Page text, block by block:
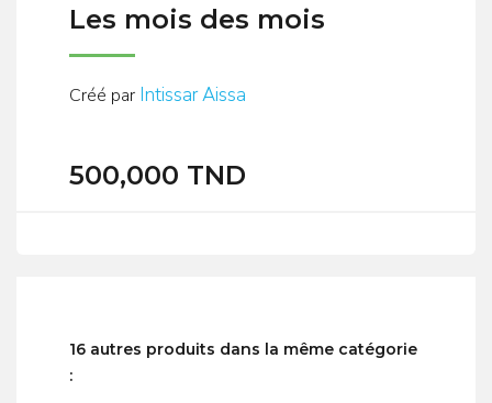
Les mois des mois
Créé par Intissar Aissa
500,000 TND
16 autres produits dans la même catégorie
: